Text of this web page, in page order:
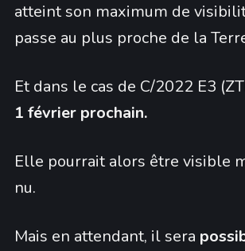
atteint son maximum de
passe au plus proche de la
Et dans le cas de C/2022 E3
1 février prochain.
Elle pourrait alors être visible
nu.
Mais en attendant, il sera